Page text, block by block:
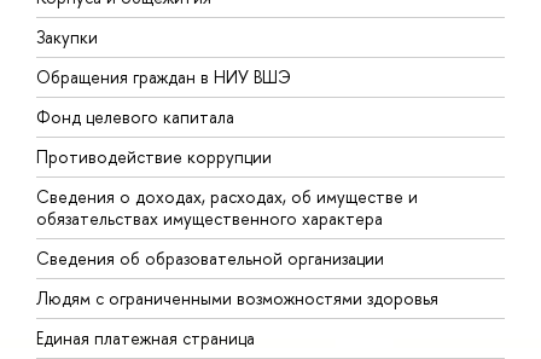
Закупки
Обращения граждан в НИУ ВШЭ
Фонд целевого капитала
Противодействие коррупции
Сведения о доходах, расходах, об имуществе и
обязательствах имущественного характера
Сведения об образовательной организации
Людям с ограниченными возможностями здоровья
Единая платежная страница